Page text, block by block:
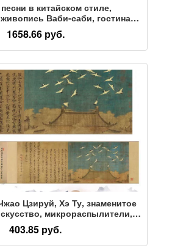
в китайском стиле,
Ваби-саби, гостиная,
креативная свободно висящая
чайная комната, дзен-
живопись
1658.66 руб.
Цзируй, Хэ Ту, знаменитое
микрораспылители,
старинных декоративных
шелковых тканях, учитесь
копировать
403.85 руб.